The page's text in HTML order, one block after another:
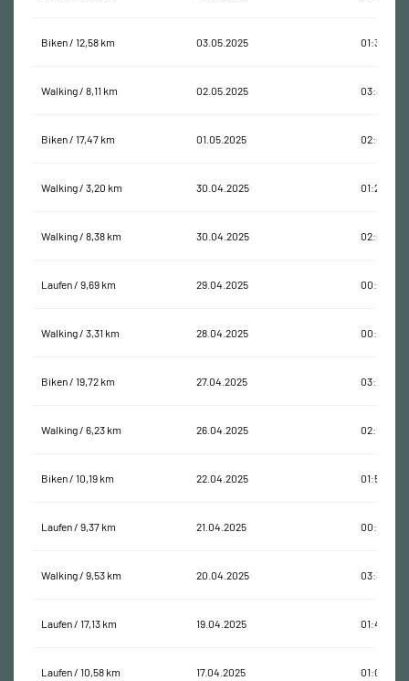
Biken / 12,58 km 03.05.2025 01:33:07
Walking / 8,11 km 02.05.2025 03:30:20
Biken / 17,47 km 01.05.2025 02:01:29
Walking / 3,20 km 30.04.2025 01:28:19
Walking / 8,38 km 30.04.2025 02:06:39
Laufen / 9,69 km 29.04.2025 00:56:27
Walking / 3,31 km 28.04.2025 00:44:15
Biken / 19,72 km 27.04.2025 03:13:25
Walking / 6,23 km 26.04.2025 02:16:15
Biken / 10,19 km 22.04.2025 01:58:49
Laufen / 9,37 km 21.04.2025 00:54:31
Walking / 9,53 km 20.04.2025 03:37:16
Laufen / 17,13 km 19.04.2025 01:41:59
Laufen / 10,58 km 17.04.2025 01:05:47